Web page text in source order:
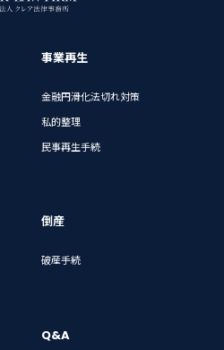
事業再生
金融円滑化法切れ対策
私的整理
民事再生手続
倒産
破産手続
Q&A